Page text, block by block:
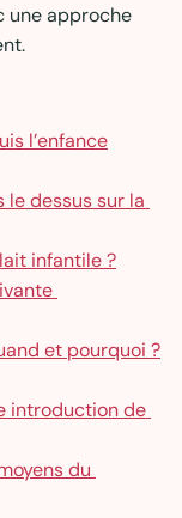
une approche
l’enfance
le dessus sur la
infantile ?
et pourquoi ?
introduction de
du